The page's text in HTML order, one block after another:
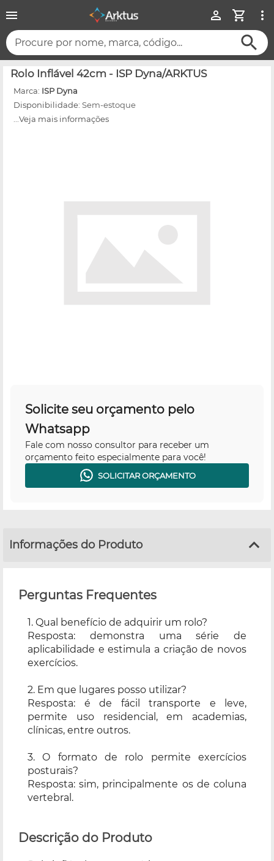
Procure por nome, marca, código...
Rolo Inflável 42cm - ISP Dyna/ARKTUS
Marca: ISP Dyna
Disponibilidade: Sem-estoque
...Veja mais informações
Solicite seu orçamento pelo
Whatsapp
Fale com nosso consultor para receber um
orçamento feito especialmente para você!
SOLICITAR ORÇAMENTO
Informações do Produto
Perguntas Frequentes
1. Qual benefício de adquirir um rolo?
Resposta: demonstra uma série de
aplicabilidade e estimula a criação de novos
exercícios.
2. Em que lugares posso utilizar?
Resposta: é de fácil transporte e leve,
permite uso residencial, em academias,
clínicas, entre outros.
3. O formato de rolo permite exercícios
posturais?
Resposta: sim, principalmente os de coluna
vertebral.
Descrição do Produto